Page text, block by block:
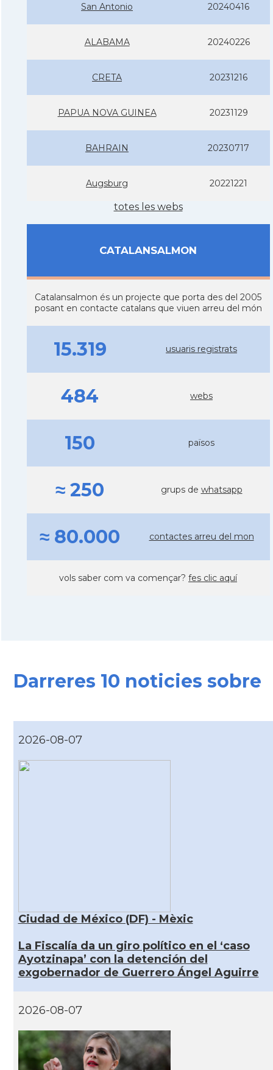
San Antonio 20240416
ALABAMA 20240226
CRETA 20231216
PAPUA NOVA GUINEA 20231129
BAHRAIN 20230717
Augsburg 20221221
totes les webs
CATALANSALMON
Catalansalmon és un projecte que porta des del 2005
posant en contacte catalans que viuen arreu del món
15.319 usuaris registrats
484 webs
150 països
≈ 250 grups de whatsapp
≈ 80.000 contactes arreu del mon
vols saber com va començar? fes clic aquí
Darreres 10 noticies sobre
2026-08-07
Ciudad de México (DF) - Mèxic
La Fiscalía da un giro político en el ‘caso
Ayotzinapa’ con la detención del
exgobernador de Guerrero Ángel Aguirre
2026-08-07